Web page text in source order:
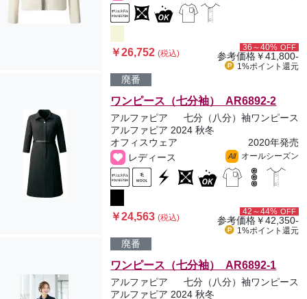
￥26,752(税込)
36～40% OFF
参考価格￥41,800-
1%ポイント 還元
廃番
ワンピース（七分袖） AR6892-2
アルファピア
七分（八分）袖ワンピース
アルファピア 2024 秋冬
オフィスウェア
2020年発売
レディース
All オールシーズン
￥24,563(税込)
42～44% OFF
参考価格￥42,350-
1%ポイント 還元
廃番
ワンピース（七分袖） AR6892-1
アルファピア
七分（八分）袖ワンピース
アルファピア 2024 秋冬